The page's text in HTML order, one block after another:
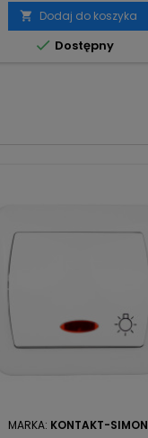
 Dodaj do koszyka
 Dostępny
MARKA: KONTAKT-SIMON